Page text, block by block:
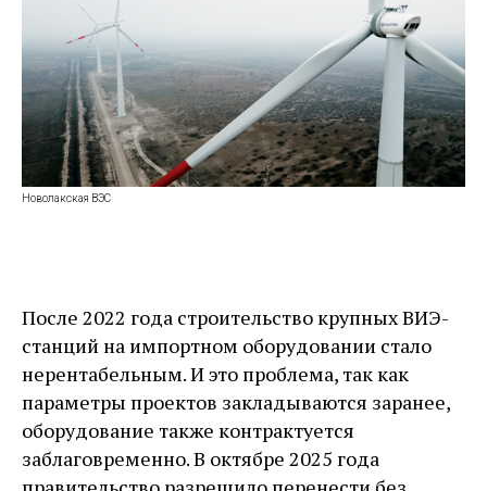
Новолакская ВЭС
После 2022 года строительство крупных ВИЭ-
станций на импортном оборудовании стало
нерентабельным. И это проблема, так как
параметры проектов закладываются заранее,
оборудование также контрактуется
заблаговременно. В октябре 2025 года